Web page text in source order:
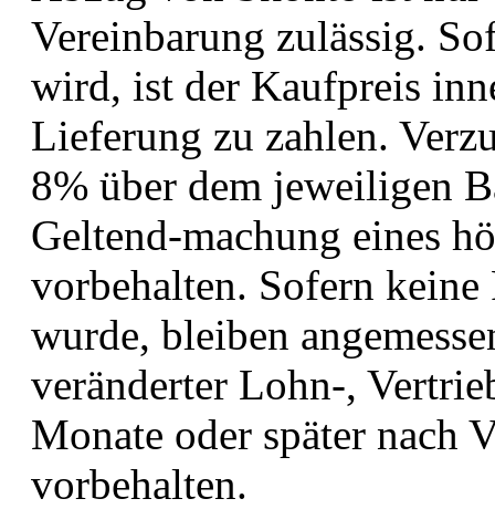
Vereinbarung zulässig.
wird, ist der Kaufpreis
Lieferung zu zahlen.
8% über dem jeweiligen
Geltend-machung eines
vorbehalten. Sofern keine
wurde, bleiben
veränderter Lohn-,
Monate oder später nach
vorbehalten.